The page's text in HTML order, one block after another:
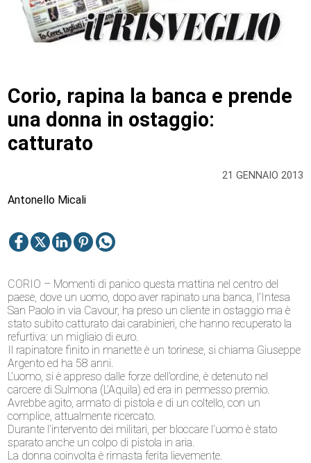
21 GENNAIO 2013
Corio, rapina la banca e prende
una donna in ostaggio:
catturato
Antonello Micali
CORIO – Momenti di panico questa mattina nel centro del
paese, dove un uomo, dopo aver rapinato una banca, l’Intesa
San Paolo in via Cavour, ha preso un cliente in ostaggio ma è
stato subito catturato dai carabinieri, che hanno recuperato la
refurtiva: un migliaio di euro.
Il rapinatore finito in manette è un torinese, si chiama Giuseppe
Argento ed ha 58 anni.
L’uomo, si è appreso dalle forze dell’ordine, è detenuto nel
carcere di Sulmona (L’Aquila) ed era in permesso premio.
Avrebbe agito, armato di pistola e di un coltello, con un
complice, attualmente ricercato.
Durante l’intervento dei militari, per bloccare l’uomo è stato
sparato anche un colpo di pistola in aria.
La donna coinvolta è rimasta ferita lievemente.